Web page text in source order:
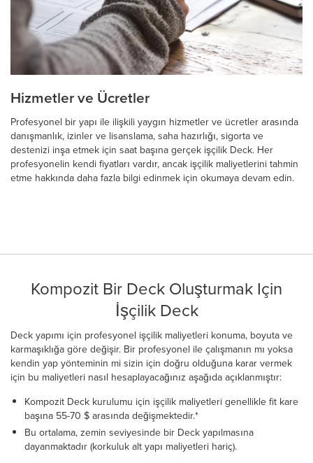
Hizmetler ve Ücretler
Profesyonel bir yapı ile ilişkili yaygın hizmetler ve ücretler arasında
danışmanlık, izinler ve lisanslama, saha hazırlığı, sigorta ve
destenizi inşa etmek için saat başına gerçek işçilik Deck. Her
profesyonelin kendi fiyatları vardır, ancak işçilik maliyetlerini tahmin
etme hakkında daha fazla bilgi edinmek için okumaya devam edin.
Kompozit Bir Deck Oluşturmak Için
İşçilik Deck
Deck yapımı için profesyonel işçilik maliyetleri konuma, boyuta ve
karmaşıklığa göre değişir. Bir profesyonel ile çalışmanın mı yoksa
kendin yap yönteminin mi sizin için doğru olduğuna karar vermek
için bu maliyetleri nasıl hesaplayacağınız aşağıda açıklanmıştır:
Kompozit Deck kurulumu için işçilik maliyetleri genellikle fit kare
başına 55-70 $ arasında değişmektedir.*
Bu ortalama, zemin seviyesinde bir Deck yapılmasına
dayanmaktadır (korkuluk alt yapı maliyetleri hariç).